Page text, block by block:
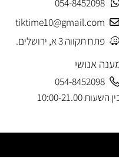
לקוחות
054-8452098
פתח תקווה 3 א, ירושלים.
054-